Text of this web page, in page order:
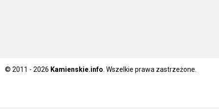
© 2011 - 2026 Kamienskie.info . Wszelkie prawa zastrzeżone.